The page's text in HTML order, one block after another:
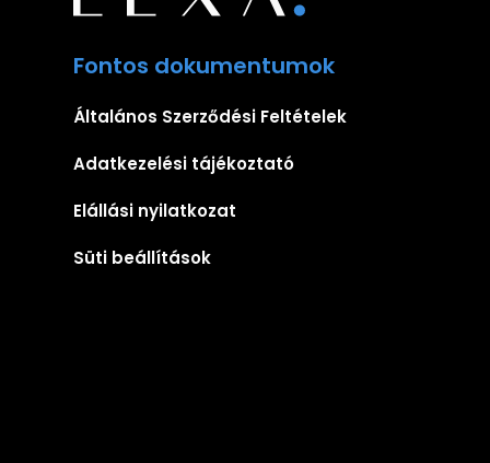
Fontos dokumentumok
Általános Szerződési Feltételek
Adatkezelési tájékoztató
Elállási nyilatkozat
Süti beállítások